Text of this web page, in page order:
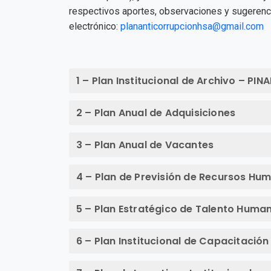
respectivos aportes, observaciones y
electrónico: plananticorrupcionhsa@gmail.com
1 – Plan Institucional de Archivo –
2 – Plan Anual de Adquisiciones
No hay información disponible para esta
3 – Plan Anual de Vacantes
4 – Plan de Previsión de Recursos
5 – Plan Estratégico de Talento
6 – Plan Institucional de Capacitación